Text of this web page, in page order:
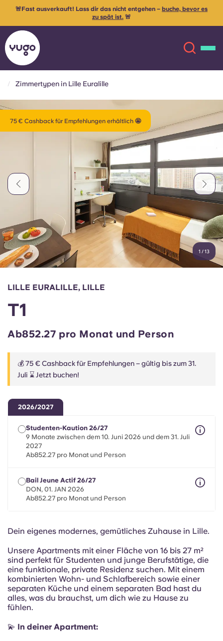
Standorte
Konto Sprache
English (GB)
Español
Català
Portuguese
Wähle ein Land aus
Jetzt buchen
English (US)
Català Deutsch
Italian French
Portuguese
🚨Fast ausverkauft! Lass dir das nicht entgehen – buche, bevor es
zu spät ist. 🚨
Zimmertypen in Lille Euralille
75 € Cashback für Empfehlungen erhältlich 🤩
1 /13
LILLE EURALILLE, LILLE
T1
Ab852.27 pro Monat und Person
💰 75 € Cashback für Empfehlungen – gültig bis zum 31.
Juli ⌛ Jetzt buchen!
2026/2027
Studenten-Kaution 26/27
9 Monate zwischen dem 10. Juni 2026 und dem 31. Juli
2027
Ab852.27 pro Monat und Person
Bail Jeune Actif 26/27
DON, 01. JAN 2026
Ab852.27 pro Monat und Person
Dein eigenes modernes, gemütliches Zuhause in Lille.
Unsere Apartments mit einer Fläche von 16 bis 27 m²
sind perfekt für Studenten und junge Berufstätige, die
eine funktionale, private Residenz suchen. Mit einem
kombinierten Wohn- und Schlafbereich sowie einer
separaten Küche und einem separaten Bad hast du
alles, was du brauchst, um dich wie zu Hause zu
fühlen.
💫 In deiner Apartment: